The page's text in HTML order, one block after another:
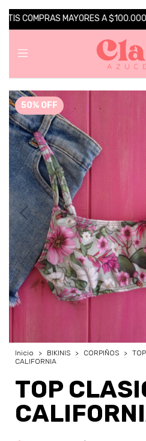
COMPRAS MAYORES A $100.000
50% OFF
Inicio > BIKINIS > CORPIÑOS >
CALIFORNIA
TOP